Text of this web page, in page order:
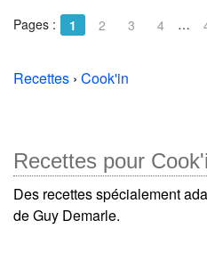
Pages : 1 2 3 4 …
Recettes › Cook'in
Recettes pour
Des recettes spécialement
de Guy Demarle.